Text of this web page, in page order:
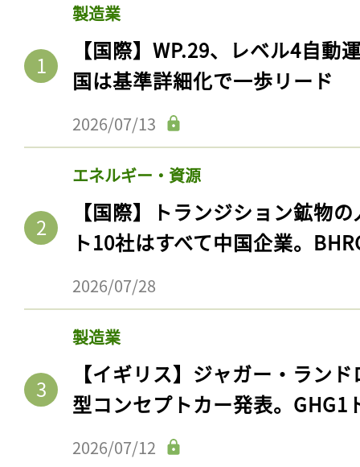
製造業
【国際】WP.29、レベル4自動
国は基準詳細化で一歩リード
2026/07/13
エネルギー・資源
【国際】トランジション鉱物
ト10社はすべて中国企業。
2026/07/28
製造業
【イギリス】ジャガー・ラン
型コンセプトカー発表。GHG1
2026/07/12